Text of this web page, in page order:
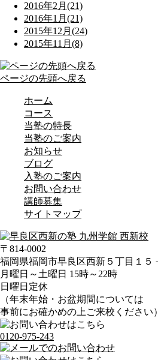
2016年2月(21)
2016年1月(21)
2015年12月(24)
2015年11月(8)
ページの先頭へ戻る
ホーム
コース
当塾の特長
当塾のご案内
お知らせ
ブログ
入塾のご案内
お問い合わせ
講師募集
サイトマップ
〒814-0002
福岡県福岡市早良区西新５丁目１５
月曜日～土曜日 15時～22時
日曜日定休
（年末年始・お盆期間については
事前にお確かめの上ご来校ください）
0120-975-243